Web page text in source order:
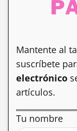
Mantente al
suscríbete
electrónico
artículos.
Tu nombre